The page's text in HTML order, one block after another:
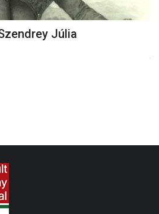
Júlia